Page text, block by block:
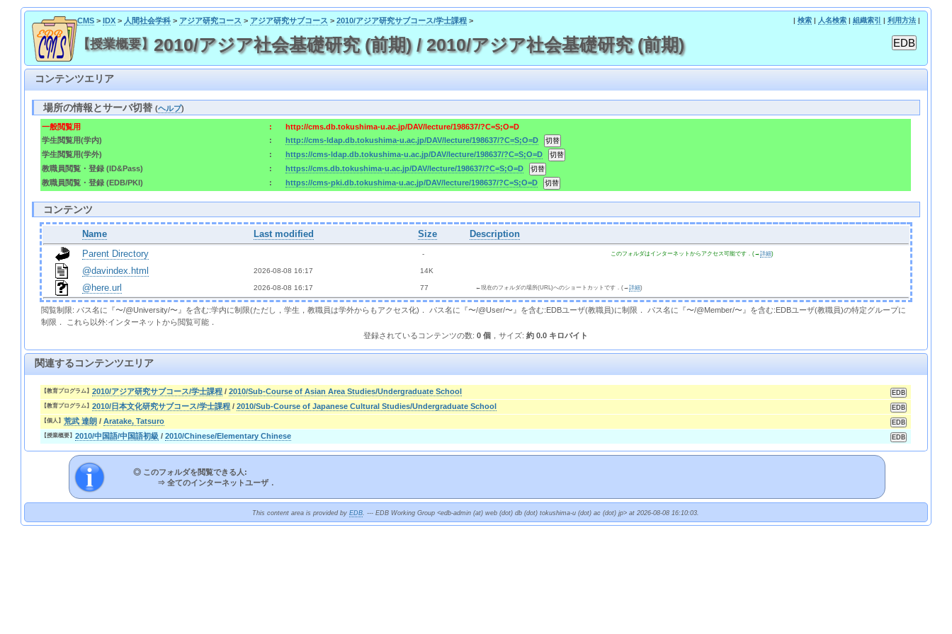
CMS> IDX> 人間社会学科> アジア研究コース > アジア研究サブコース > 2010/アジア研究サブコース/学士課程> | 検索| 人名検索| 組織索引 | 利用方法|
【授業概要】 2010/アジア社会基礎研究 (前期) / 2010/アジア社会基礎研究 (前期)
コンテンツエリア
場所の情報とサーバ切替(ヘルプ)
一般閲覧用 :
http://cms.db.tokushima-u.ac.jp/DAV/lecture/198637/?C=S;O=D
学生閲覧用(学内)
:
http://cms-ldap.db.tokushima-u.ac.jp/DAV/lecture/198637/?C=S;O=D
学生閲覧用(学外)
:
https://cms-ldap.db.tokushima-u.ac.jp/DAV/lecture/198637/?C=S;O=D
教職員閲覧・登録 (ID&Pass)
:
https://cms.db.tokushima-u.ac.jp/DAV/lecture/198637/?C=S;O=D
教職員閲覧・登録 (EDB/PKI)
: https://cms-pki.db.tokushima-u.ac.jp/DAV/lecture/198637/?C=S;O=D
コンテンツ
Name Last modified Size
Description
Parent Directory
  -
このフォルダはインターネットからアクセス可能です．(→詳細)
@davindex.html 2026-08-08 16:17 14K
@here.url 2026-08-08 16:17 77 ←現在のフォルダの場所(URL)へのショートカットです．(→詳細)
閲覧制限: パス名に『〜/@University/〜』を含む:学内に制限(ただし，学生，教職員は学外からもアクセス化)． パス名に『〜/@User/〜』を含む:EDBユーザ(教職員)に制限． パス名に『〜/@Member/〜』を含む:EDBユーザ(教職員)の特定グループに
制限． これら以外:インターネットから閲覧可能．
登録されているコンテンツの数:0 個 ，サイズ:約 0.0 キロバイト
関連するコンテンツエリア
【教育プログラム】2010/アジア研究サブコース/学士課程 /2010/Sub-Course of Asian Area Studies/Undergraduate School
【教育プログラム】2010/日本文化研究サブコース/学士課程 /2010/Sub-Course of Japanese Cultural Studies/Undergraduate School
【個人】荒武 達朗 /Aratake, Tatsuro
【授業概要】2010/中国語/中国語初級 /2010/Chinese/Elementary Chinese
◎ このフォルダを閲覧できる人:
⇒全てのインターネットユーザ．
This content area is provided byEDB. --- EDB Working Group <edb-admin (at) web (dot) db (dot) tokushima-u (dot) ac (dot) jp> at 2026-08-08 16:10:03.